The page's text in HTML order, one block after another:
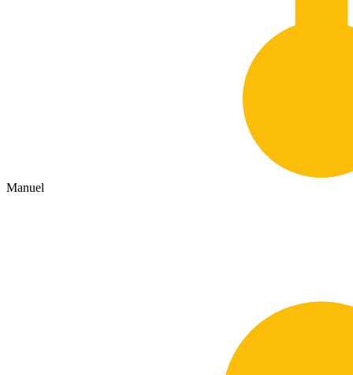
Manuel